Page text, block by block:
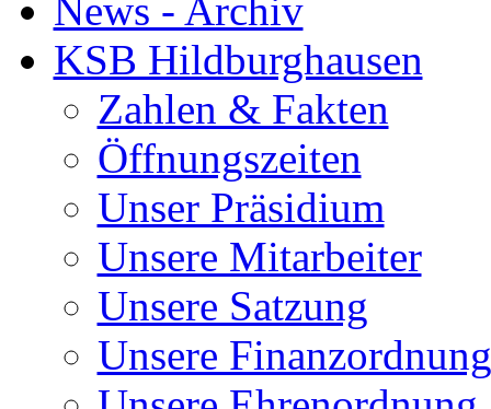
News - Archiv
KSB Hildburghausen
Zahlen & Fakten
Öffnungszeiten
Unser Präsidium
Unsere Mitarbeiter
Unsere Satzung
Unsere Finanzordnung